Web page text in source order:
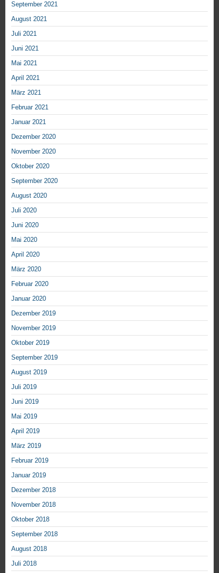
September 2021
August 2021
Juli 2021
Juni 2021
Mai 2021
April 2021
März 2021
Februar 2021
Januar 2021
Dezember 2020
November 2020
Oktober 2020
September 2020
August 2020
Juli 2020
Juni 2020
Mai 2020
April 2020
März 2020
Februar 2020
Januar 2020
Dezember 2019
November 2019
Oktober 2019
September 2019
August 2019
Juli 2019
Juni 2019
Mai 2019
April 2019
März 2019
Februar 2019
Januar 2019
Dezember 2018
November 2018
Oktober 2018
September 2018
August 2018
Juli 2018